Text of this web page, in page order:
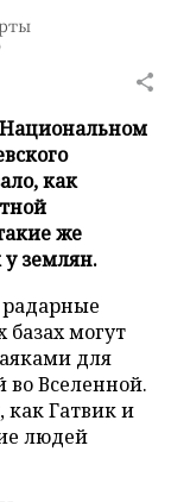
как
же
землян.
базах могут
для
Вселенной.
как Гатвик и
людей